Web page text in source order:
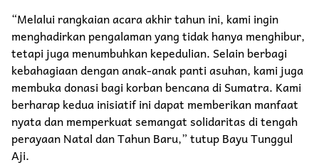
“Melalui rangkaian acara akhir tahun ini, kami ingin
menghadirkan pengalaman yang tidak hanya menghibur,
tetapi juga menumbuhkan kepedulian. Selain berbagi
kebahagiaan dengan anak-anak panti asuhan, kami juga
membuka donasi bagi korban bencana di Sumatra. Kami
berharap kedua inisiatif ini dapat memberikan manfaat
nyata dan memperkuat semangat solidaritas di tengah
perayaan Natal dan Tahun Baru,” tutup Bayu Tunggul
Aji.